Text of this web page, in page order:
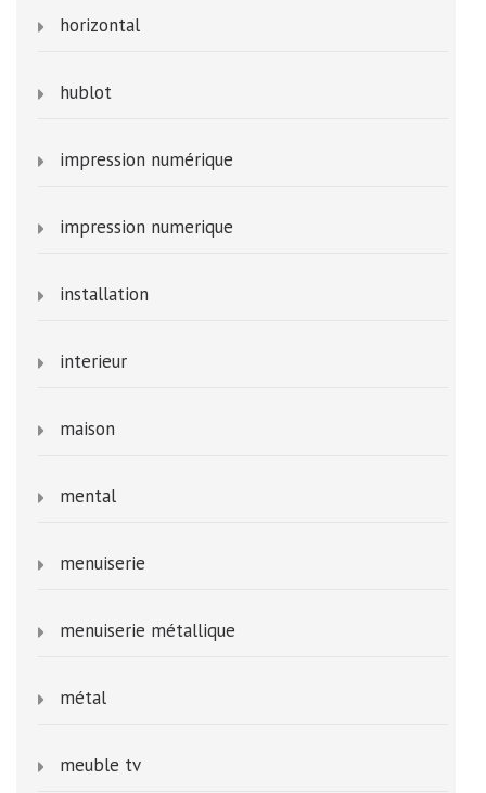
horizontal
hublot
impression numérique
impression numerique
installation
interieur
maison
mental
menuiserie
menuiserie métallique
métal
meuble tv